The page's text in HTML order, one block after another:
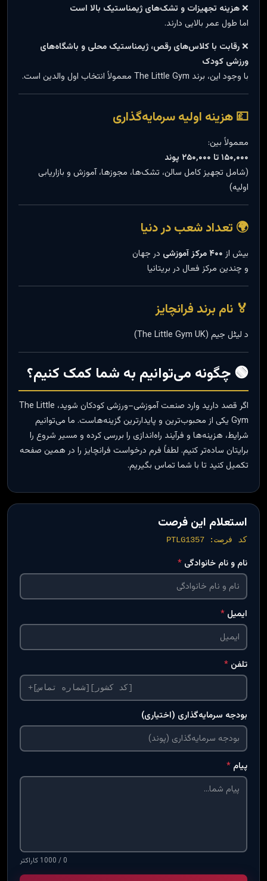
❌هزینه تجهیزات و تشک‌های ژیمناستیک بالا است
اما طول عمر بالایی دارند.
❌رقابت با کلاس‌های رقص، ژیمناستیک محلی و باشگاه‌های
ورزشی کودک
با وجود این، برند The Little Gym معمولاً انتخاب اول والدین است.
💷 هزینه اولیه سرمایه‌گذاری
معمولاً بین:
۱۵۰٬۰۰۰ تا ۲۵۰٬۰۰۰ پوند
(شامل تجهیز کامل سالن، تشک‌ها، مجوزها، آموزش و بازاریابی
اولیه)
🌍 تعداد شعب در دنیا
بیش از ۴۰۰ مرکز آموزشی
در جهان
و چندین مرکز فعال در بریتانیا
🏅 نام برند فرانچایز
د لیٹل جیم (The Little Gym UK)
🟢 چگونه می‌توانیم به شما کمک کنیم؟
اگر قصد دارید وارد صنعت آموزشی–ورزشی کودکان شوید، The Little
Gym یکی از محبوب‌ترین و پایدارترین گزینه‌هاست. ما می‌توانیم
شرایط، هزینه‌ها و فرآیند راه‌اندازی را بررسی کرده و مسیر شروع را
برایتان ساده‌تر کنیم. لطفاً فرم درخواست فرانچایز را در همین صفحه
تکمیل کنید تا با شما تماس بگیریم.
استعلام این فرصت
کد فرصت: PTLG1357
نام و نام خانوادگی *
ایمیل *
تلفن *
بودجه سرمایه‌گذاری (اختیاری)
پیام *
0 / 1000 کاراکتر